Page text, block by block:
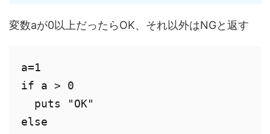
変数aが0以上だったらOK、それ以外はNGと返す
a=1
if a > 0
else